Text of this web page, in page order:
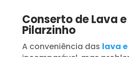
Conserto de Lava
Pilarzinho
A conveniência das lava